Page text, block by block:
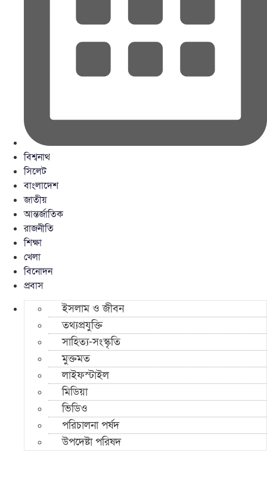
বিশ্বনাথ
সিলেট
বাংলাদেশ
জাতীয়
আন্তর্জাতিক
রাজনীতি
শিক্ষা
খেলা
বিনোদন
প্রবাস
ইসলাম ও জীবন
তথ্যপ্রযুক্তি
সাহিত্য-সংস্কৃতি
মুক্তমত
লাইফস্টাইল
মিডিয়া
ভিডিও
পরিচালনা পর্ষদ
উপদেষ্টা পরিষদ